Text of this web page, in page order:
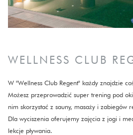
WELLNESS CLUB
W "Wellness Club Regent" każdy znajdzie
Możesz przeprowadzić super trening pod
nim skorzystać z sauny, masaży i zabiegów
Dla wyciszenia oferujemy zajęcia z jogi i
lekcje pływania.